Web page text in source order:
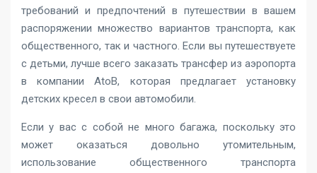
требований и предпочтений в путешествии в вашем
распоряжении множество вариантов транспорта, как
общественного, так и частного. Если вы путешествуете
с детьми, лучше всего заказать трансфер из аэропорта
в компании AtoB, которая предлагает установку
детских кресел в свои автомобили.
Если у вас с собой не много багажа, поскольку это
может оказаться довольно утомительным,
использование общественного транспорта